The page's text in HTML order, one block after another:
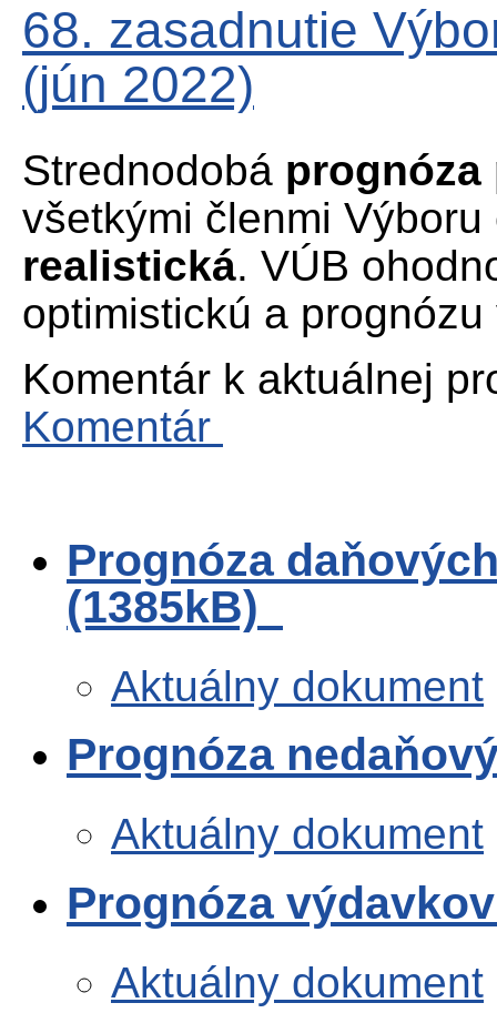
68. zasadnutie
(jún 2022)
Strednodobá
všetkými členmi
realistická. VÚB
optimistickú a
Komentár k aktuálnej
Komentár
Prognóza
(1385kB)
Aktuálny dokument
Prognóza
Aktuálny dokument
Prognóza
Aktuálny dokument